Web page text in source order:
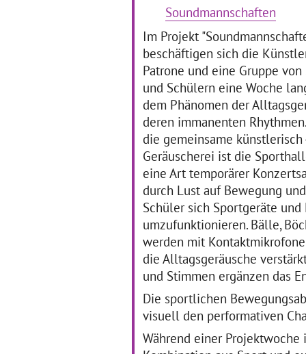
Soundmannschaften
Im Projekt
beschäftigen sich die
Patrone und eine Gruppe
und Schülern eine Woche
dem Phänomen der
deren immanenten
die gemeinsame
Geräuscherei ist die
eine Art temporärer
durch Lust auf Bewegung
Schüler sich Sportgeräte
umzufunktionieren. Bälle,
werden mit
die Alltagsgeräusche
und Stimmen ergänzen das
Die sportlichen
visuell den performativen
Während einer
ändert sich dann auch
etwas? Was heißt denn hier
Beteiligung? Demokratie?
Gibt es das in … mehr
Zukunftsvision: der
reflexive Blick
Zukunftsvisionen
09.05.2016–30.09.2016
„Wie sehe ich mich in dieser
Welt...“ war die
Fragestellung, mit der sich
die Schüler*innen der
Klasse 10a künstlerisch
auseinandergesetzt haben.
Sie haben dies in Wort und
Bild… mehr
In
Kleines Glück
Foto: Susanne Haas
04.05.2016–31.03.2017